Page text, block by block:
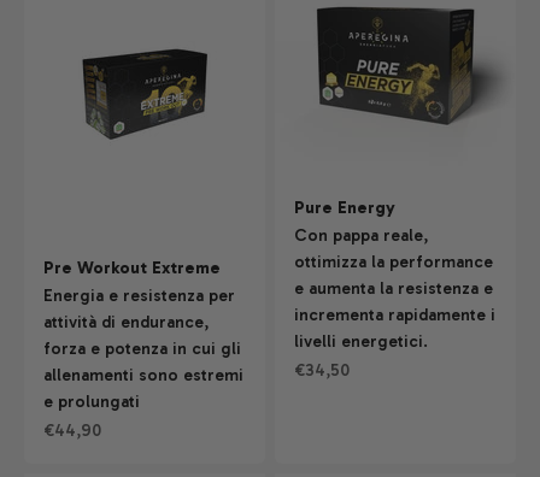
Pre Workout Extreme
Energia e resistenza per
attività di endurance,
forza e potenza in cui gli
allenamenti sono estremi
e prolungati
Prezzo scontato
€44,90
Pure Energy
Con pappa reale,
ottimizza la performance
e aumenta la resistenza e
incrementa rapidamente i
livelli energetici.
Prezzo scontato
€34,50